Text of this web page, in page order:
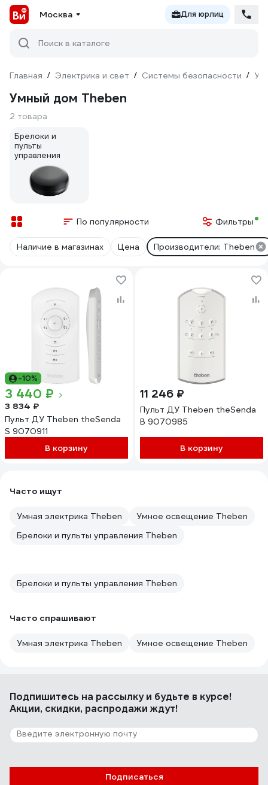
Москва Для юрлиц
Поиск в каталоге
Главная / Электрика и свет / Системы безопасности /
Умный дом Theben
2 товара
Брелоки и
пульты
управления
По популярности Фильтры
Наличие в магазинах Цена Производители: Theben
-10%
3 440 ₽
3 834 ₽
Пульт ДУ Theben theSenda
S 9070911
В корзину
11 246 ₽
Пульт ДУ Theben theSenda
B 9070985
В корзину
Часто ищут
Умная электрика Theben
Умное освещение Theben
Брелоки и пульты управления Theben
Брелоки и пульты управления Theben
Часто спрашивают
Умная электрика Theben Умное освещение Theben
Подпишитесь на рассылкуи будьте в курсе!
Акции, скидки, распродажи ждут!
Подписаться